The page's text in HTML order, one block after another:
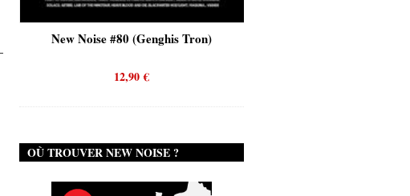
New Noise #80 (Genghis Tron)
12,90€
OÙ TROUVER NEW NOISE ?